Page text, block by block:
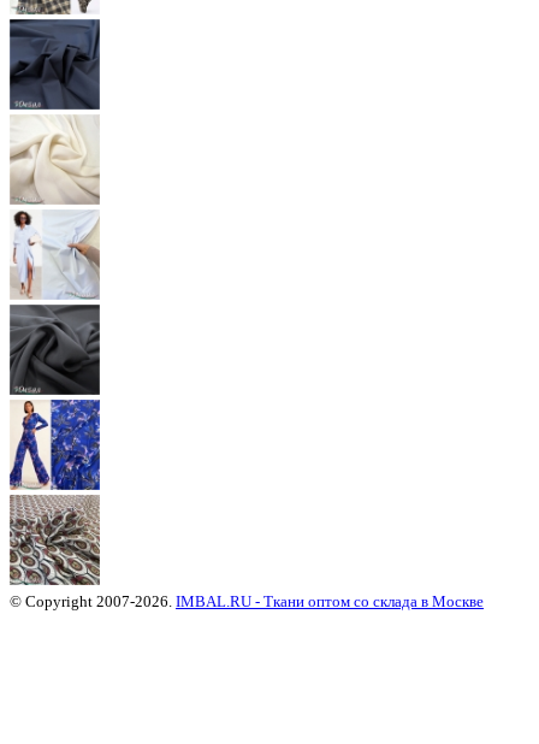
© Copyright 2007-2026. IMBAL.RU - Ткани оптом со склада в Москве